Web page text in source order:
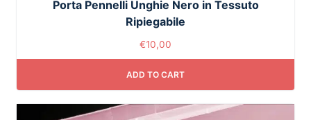
Porta Pennelli Unghie Nero in Tessuto
Ripiegabile
€10,00
ADD TO CART